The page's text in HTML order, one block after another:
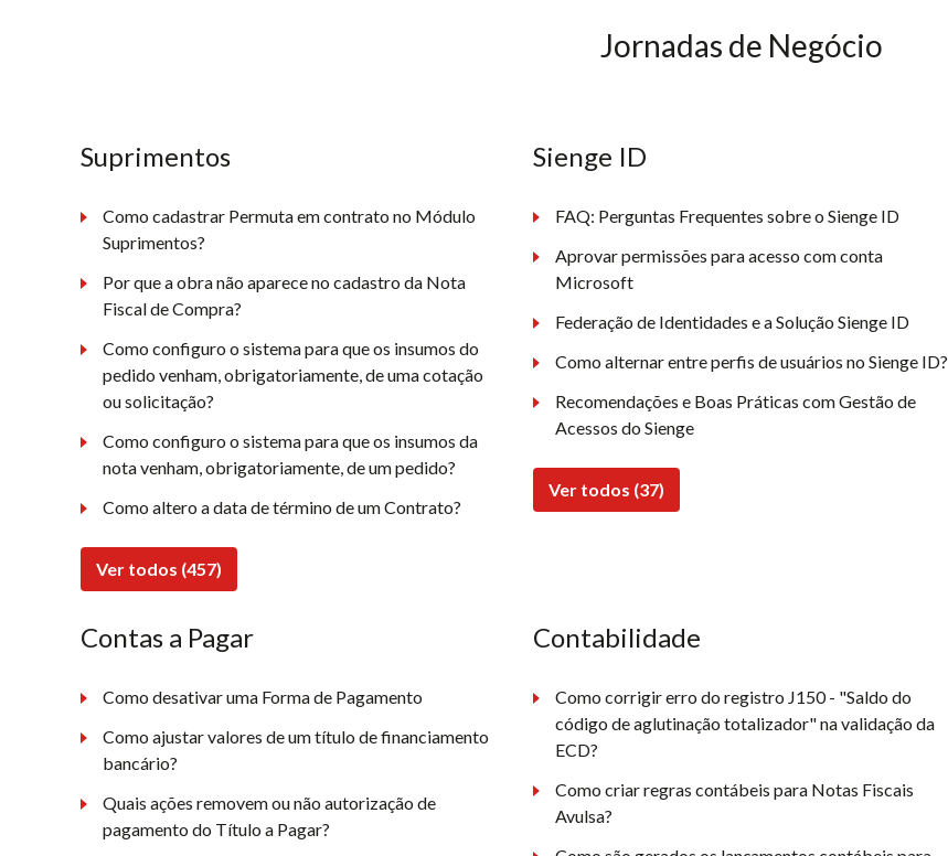
Jornadas de Negócio
Suprimentos
Como cadastrar Permuta em contrato no Módulo
Suprimentos?
Por que a obra não aparece no cadastro da Nota
Fiscal de Compra?
Como configuro o sistema para que os insumos do
pedido venham, obrigatoriamente, de uma cotação
ou solicitação?
Como configuro o sistema para que os insumos da
nota venham, obrigatoriamente, de um pedido?
Como altero a data de término de um Contrato?
Ver todos (457)
Sienge ID
FAQ: Perguntas Frequentes sobre o Sienge ID
Aprovar permissões para acesso com conta
Microsoft
Federação de Identidades e a Solução Sienge ID
Como alternar entre perfis de usuários no Sienge ID?
Recomendações e Boas Práticas com Gestão de
Acessos do Sienge
Ver todos (37)
Contas a Pagar
Como desativar uma Forma de Pagamento
Como ajustar valores de um título de financiamento
bancário?
Quais ações removem ou não autorização de
pagamento do Título a Pagar?
Contabilidade
Como corrigir erro do registro J150 - "Saldo do
código de aglutinação totalizador" na validação da
ECD?
Como criar regras contábeis para Notas Fiscais
Avulsa?